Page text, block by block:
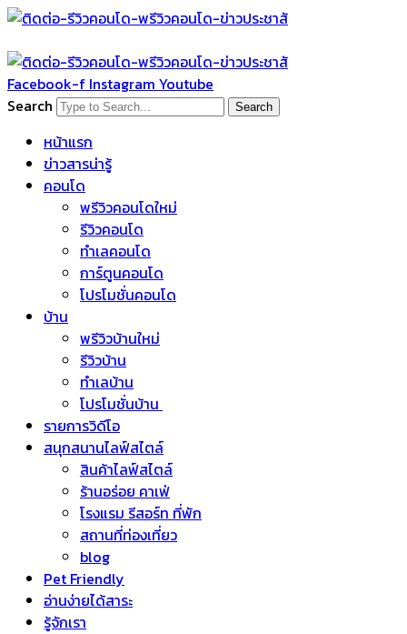
Skip
content
Facebook-f Instagram Youtube
Search
Search
หน้าแรก
ข่าวสารน่ารู้
คอนโด
พรีวิวคอนโดใหม่
รีวิวคอนโด
ทำเลคอนโด
การ์ตูนคอนโด
โปรโมชั่นคอนโด
บ้าน
พรีวิวบ้านใหม่
รีวิวบ้าน
ทำเลบ้าน
โปรโมชั่นบ้าน
รายการวิดีโอ
สนุกสนานไลฟ์สไตล์
สินค้าไลฟ์สไตล์
ร้านอร่อย คาเฟ่
โรงแรม รีสอร์ท ที่พัก
สถานที่ท่องเที่ยว
blog
Pet Friendly
อ่านง่ายได้สาระ
รู้จักเรา